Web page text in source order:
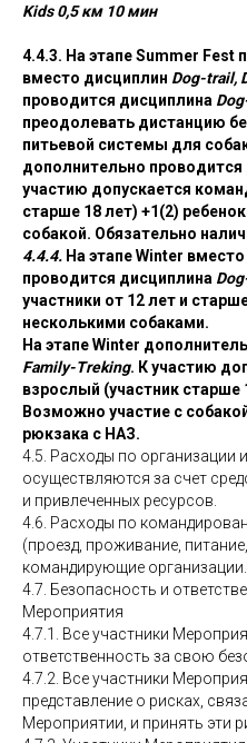
Kids 0,5 км 10 мин
4.4.3. На этапе Summer
вместо дисциплин Dog-trail,
проводится дисциплина
преодолевать дистанцию
питьевой системы для
дополнительно проводится
участию допускается
старше 18 лет) +1(2)
собакой. Обязательно
4.4.4. На этапе Winter
проводится дисциплина
участники от 12 лет и
несколькими собаками.
На этапе Winter
Family-Treking. К участию
взрослый (участник старше
Возможно участие с
рюкзака с НАЗ.
4.5. Расходы по организации
осуществляются за счет
и привлеченных ресурсов.
4.6. Расходы по
(проезд, проживание,
командирующие организации.
4.7. Безопасность и
Мероприятия
4.7.1. Все участники
ответственность за свою
4.7.2. Все участники
представление о рисках,
Мероприятии, и принять эти